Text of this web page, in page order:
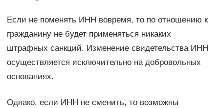
Если не поменять ИНН вовремя, то по отношению к
гражданину не будет применяться никаких
штрафных санкций. Изменение свидетельства ИНН
осуществляется исключительно на добровольных
основаниях.
Однако, если ИНН не сменить, то возможны